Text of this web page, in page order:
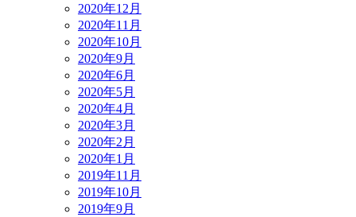
2020年12月
2020年11月
2020年10月
2020年9月
2020年6月
2020年5月
2020年4月
2020年3月
2020年2月
2020年1月
2019年11月
2019年10月
2019年9月